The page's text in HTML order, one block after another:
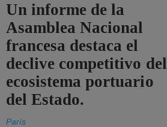
Un informe de la
Asamblea Nacional
francesa destaca el
declive competitivo del
ecosistema portuario
del Estado.
París